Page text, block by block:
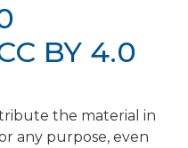
BY 4.0
the material in
any purpose, even